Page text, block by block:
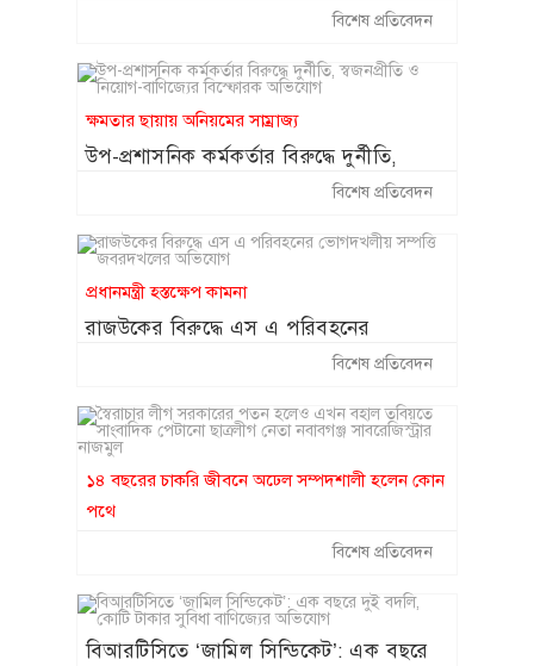
বিরুদ্ধে ঠিকাদারি সম্পৃক্ততা সহ নানানবিশেষ প্রতিবেদন
ক্ষমতার ছায়ায় অনিয়মের সাম্রাজ্য
উপ-প্রশাসনিক কর্মকর্তার বিরুদ্ধে দুর্নীতি,
স্বজনপ্রীতি ও নিয়োগ-বাণিজ্যের বিস্ফোরক
বিশেষ প্রতিবেদন
প্রধানমন্ত্রী হস্তক্ষেপ কামনা
রাজউকের বিরুদ্ধে এস এ পরিবহনের
ভোগদখলীয় সম্পত্তি জবরদখলের অভিযোগ
বিশেষ প্রতিবেদন
১৪ বছরের চাকরি জীবনে অঢেল সম্পদশালী হলেন কোন
পথে
স্বৈরাচার লীগ সরকারের পতন হলেও এখন
নেতা নবাবগঞ্জ সাবরেজিস্ট্রার নাজমুল
বিশেষ প্রতিবেদন
বিআরটিসিতে ‘জামিল সিন্ডিকেট’: এক বছরে